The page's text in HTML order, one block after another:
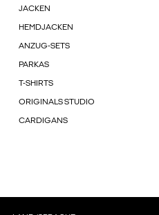
JACKEN
HEMDJACKEN
ANZUG-SETS
PARKAS
T-SHIRTS
ORIGINALS STUDIO
CARDIGANS